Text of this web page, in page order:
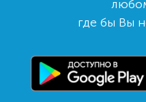
где бы Вы